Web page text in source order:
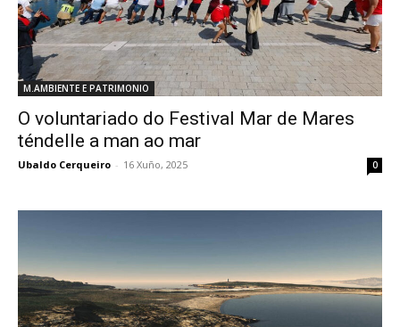
M.AMBIENTE E PATRIMONIO
O voluntariado do Festival Mar de Mares
téndelle a man ao mar
Ubaldo Cerqueiro - 16 Xuño, 2025 0